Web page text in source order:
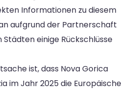
Informationen zu diesem
aufgrund der Partnerschaft
einige Rückschlüsse
ist, dass Nova Gorica
im Jahr 2025 die Europäische